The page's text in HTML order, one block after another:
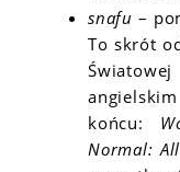
snafu–
To skrót
końcu:
Normal: